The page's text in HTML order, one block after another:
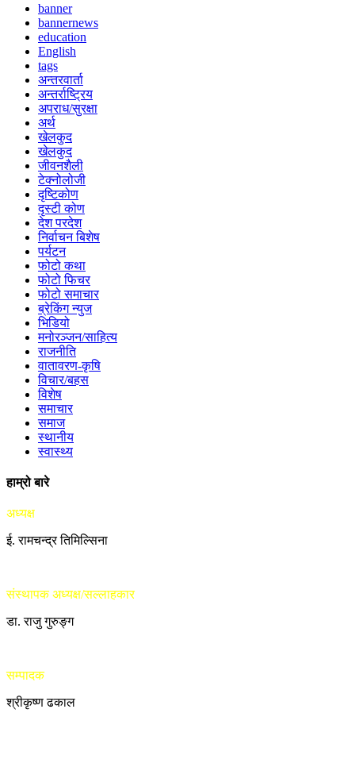
banner
bannernews
education
English
tags
अन्तरवार्ता
अन्तर्राष्ट्रिय
अपराध/सुरक्षा
अर्थ
खेलकुद
खेलकुद
जीवनशैली
टेक्नोलोजी
दृष्टिकोण
दृस्टी कोण
देश परदेश
निर्वाचन बिशेष
पर्यटन
फोटो कथा
फोटो फिचर
फोटो समाचार
ब्रेकिंग न्युज
भिडियो
मनोरञ्जन/साहित्य
राजनीति
वातावरण-कृषि
विचार/बहस
विशेष
समाचार
समाज
स्थानीय
स्वास्थ्य
हाम्रो बारे
अध्यक्ष
ई. रामचन्द्र तिमिल्सिना
संस्थापक अध्यक्ष/सल्लाहकार
डा. राजु गुरुङ्ग
सम्पादक
श्रीकृष्ण ढकाल